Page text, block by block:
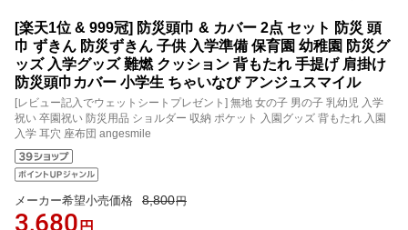
[楽天1位 & 999冠] 防災頭巾 & カバー 2点 セット 防災 頭
巾 ずきん 防災ずきん 子供 入学準備 保育園 幼稚園 防災グ
ッズ 入学グッズ 難燃 クッション 背もたれ 手提げ 肩掛け
防災頭巾カバー 小学生 ちゃいなび アンジュスマイル
[レビュー記入でウェットシートプレゼント] 無地 女の子 男の子 乳幼児 入学
祝い 卒園祝い 防災用品 ショルダー 収納 ポケット 入園グッズ 背もたれ 入園
入学 耳穴 座布団 angesmile
メーカー希望小売価格 8,800円
3,680 円